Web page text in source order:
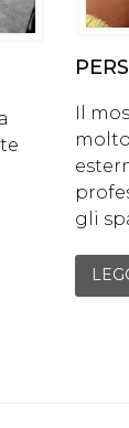
Il
gli